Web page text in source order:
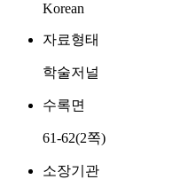
Korean
자료형태
학술저널
수록면
61-62(2쪽)
소장기관